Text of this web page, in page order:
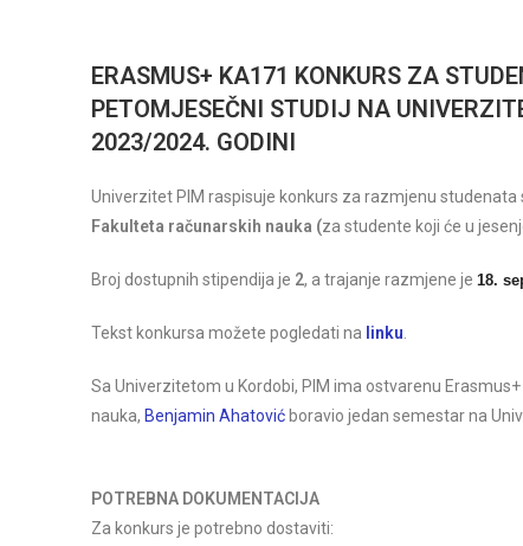
ERASMUS+ KA171 KONKURS ZA
PETOMJESEČNI STUDIJ NA
2023/2024. GODINI
Univerzitet PIM raspisuje konkurs za razmjenu studenata
Fakulteta računarskih nauka (za studente koji će u
Broj dostupnih stipendijaje 2, a trajanje razmjene je 18.
Tekst konkursa možete pogledati na linku.
Sa Univerzitetom u Kordobi, PIM ima ostvarenu
nauka, Benjamin Ahatović boravio jedan semestar na
POTREBNA DOKUMENTACIJA
Za konkurs je potrebno dostaviti: